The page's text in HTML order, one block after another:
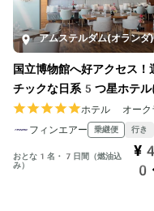
アムステルダム(オランダ)
国立博物館へ好アクセス
チックな日系5つ星ホテル
ホテル オーク
フィンエアー
乗継便 行き
おとな1名・7日間（燃油込
み）
0